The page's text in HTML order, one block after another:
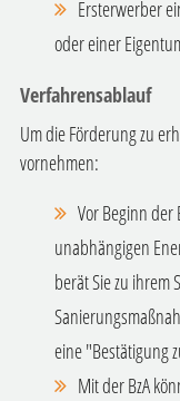
Ersterwerber
oder einer
Verfahrensablauf
Um die Förderung zu
vornehmen:
Vor Beginn der
unabhängigen
berät Sie zu
eine "Bestätigung
Mit der BzA